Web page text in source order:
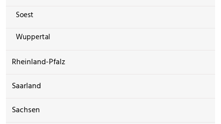
Soest
Wuppertal
Rheinland-Pfalz
Saarland
Sachsen